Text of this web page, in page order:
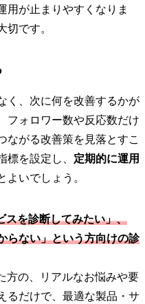
用が止まりやすくなりま
切です。
く、次に何を改善するかが
フォロワー数や反応数だけ
ながる改善策を見落とすこ
標を設定し、 定期的に運用
よいでしょう。
スを診断してみたい」、
らない」という方向けの診
方の、リアルなお悩みや要
るだけで、最適な製品・サ